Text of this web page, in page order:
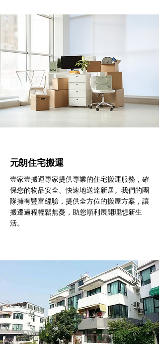
元朗住宅搬運
壹家壹搬運專家提供專業的住宅搬運服務，確
保您的物品安全、快速地送達新居。我們的團
隊擁有豐富經驗，提供全方位的搬屋方案，讓
搬遷過程輕鬆無憂，助您順利展開理想新生
活。